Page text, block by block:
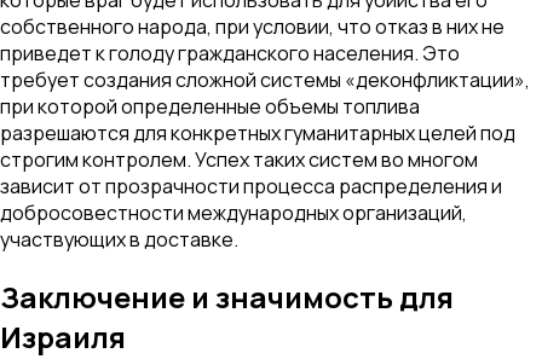
собственного народа, при условии, что отказ в них не
приведет к голоду гражданского населения. Это
требует создания сложной системы «деконфликтации»,
при которой определенные объемы топлива
разрешаются для конкретных гуманитарных целей под
строгим контролем. Успех таких систем во многом
зависит от прозрачности процесса распределения и
добросовестности международных организаций,
участвующих в доставке.
Заключение и значимость для
Израиля